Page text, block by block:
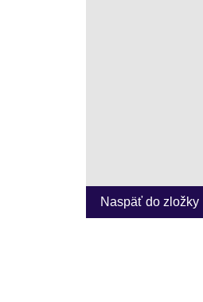
Naspäť do zložky